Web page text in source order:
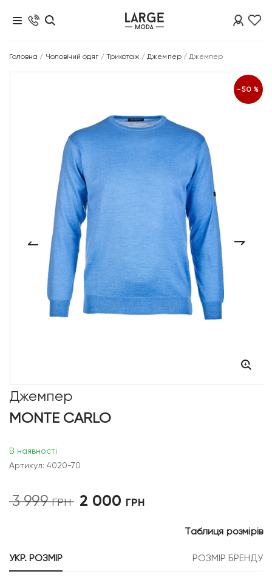
Головна / Чоловічий одяг / Трикотаж /Джемпер/ Джемпер
-50%
Джемпер
MONTE CARLO
В наявності
Артикул: 4020-70
3 999ГРН
Оригінальна
2 000 ГРН
УКР. РОЗМІР
РОЗМІР БРЕНДУ
Таблиця розмірів